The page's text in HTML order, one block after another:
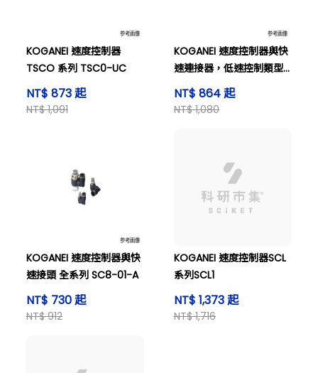
KOGANEI 速度控制器
TSCO 系列 TSC0-UC
NT$ 873 起
NT$ 1,091
KOGANEI 速度控制器與快
速連接器，低速控制類型
SCC4-01-B。
NT$ 864 起
NT$ 1,080
KOGANEI 速度控制器與快
速接頭 全系列 SC8-01-A
NT$ 730 起
NT$ 912
KOGANEI 速度控制器SCL
系列SCL1
NT$ 1,373 起
NT$ 1,716